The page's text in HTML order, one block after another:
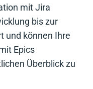
mit Jira
bis zur
und können Ihre
Epics
Überblick zu